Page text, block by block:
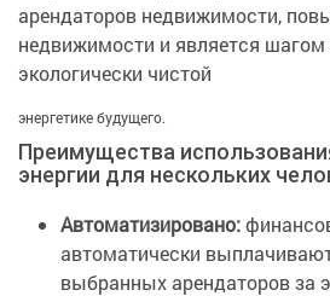
арендаторов недвижимости,
недвижимости и является шагом
экологически чистой
энергетике будущего.
Преимущества
энергии для нескольких
Автоматизировано:
автоматически
выбранных арендаторов за